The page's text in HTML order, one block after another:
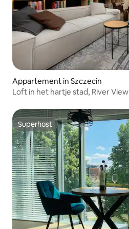
Appartement in Szczecin
Loft in het hartje stad, River View
Superhost
Superhost